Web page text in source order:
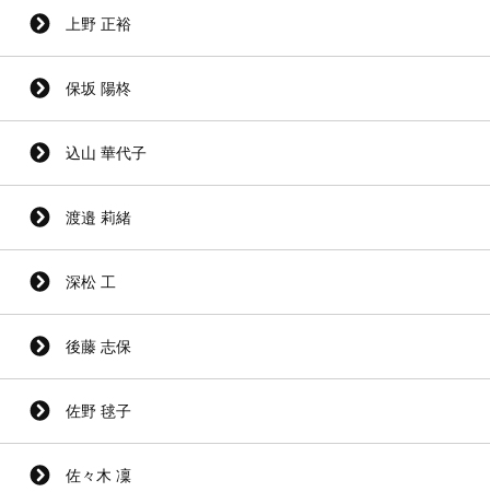
上野 正裕
保坂 陽柊
込山 華代子
渡邉 莉緒
深松 工
後藤 志保
佐野 毬子
佐々木 凜